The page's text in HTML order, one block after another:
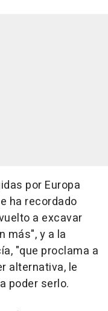
por Europa
ha recordado
a excavar
más", y a la
"que proclama a
alternativa, le
poder serlo.